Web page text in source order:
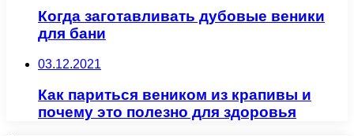
Когда заготавливать дубовые веники
для бани
03.12.2021
Как париться веником из крапивы и
почему это полезно для здоровья